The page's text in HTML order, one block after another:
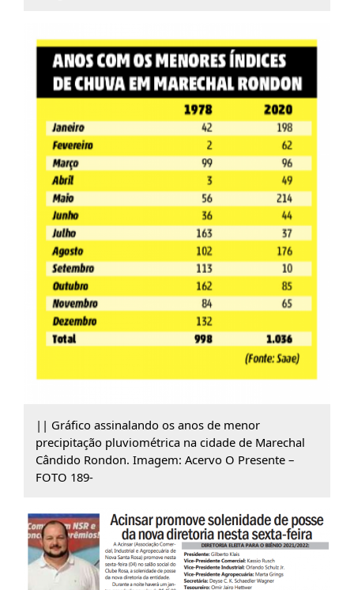
|| Gráfico assinalando os anos de menor
precipitação pluviométrica na cidade de Marechal
Cândido Rondon. Imagem: Acervo O Presente –
FOTO 189-